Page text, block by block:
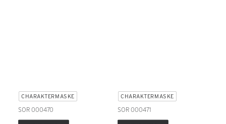
CHARAKTERMASKE
SOR 000470
CHARAKTERMASKE
SOR 000471